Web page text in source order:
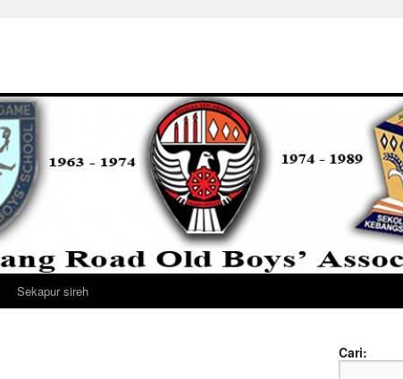
Sekapur sireh
Cari: